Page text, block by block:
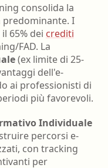
consolida la
I
65% dei crediti
FAD. La
(ex limite di 25-
dell'e-
ai professionisti di
più favorevoli.
Individuale
percorsi e-
con tracking
per